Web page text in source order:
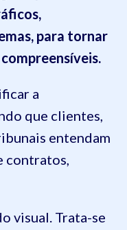
para tornar
a
que clientes,
entendam
contratos,
visual. Trata-se